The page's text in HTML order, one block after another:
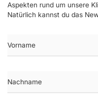
Aspekten rund um unsere
Natürlich kannst du das